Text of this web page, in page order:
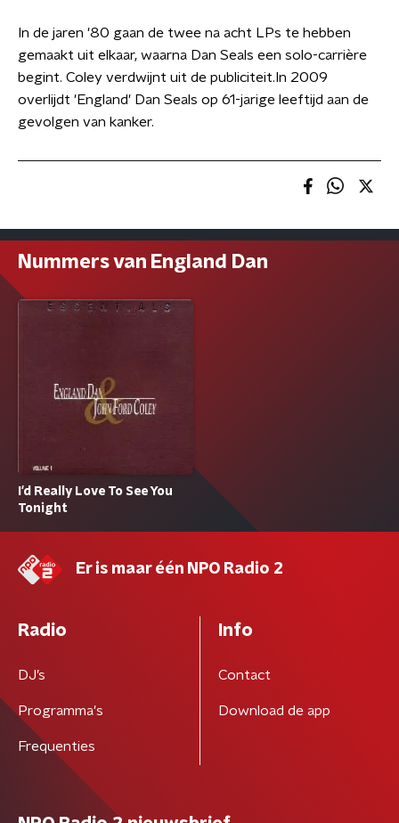
In de jaren '80 gaan de twee na acht LPs te hebben
gemaakt uit elkaar, waarna Dan Seals een solo-carrière
begint. Coley verdwijnt uit de publiciteit.In 2009
overlijdt 'England' Dan Seals op 61-jarige leeftijd aan de
gevolgen van kanker.
Nummers van England Dan
I'd Really Love To See You
Tonight
Er is maar één NPO Radio 2
Radio
DJ’s
Programma's
Frequenties
Info
Contact
Download de app